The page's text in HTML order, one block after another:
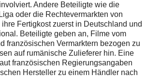
Andere Beteiligte wie die
oder die Rechtevermarkten von
Fertigkost zuerst in Deutschland und
Beteiligte geben an, Filme vom
französischen Vermarktern bezogen zu
auf rumänische Zulieferer hin. Eine
französischen Regierungsangaben
Hersteller zu einem Händler nach